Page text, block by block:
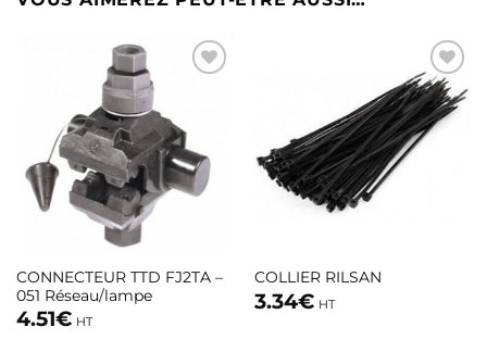
CONNECTEUR TTD FJ2TA –
051 Réseau/lampe
4.51€ HT
COLLIER RILSAN
3.34€ HT